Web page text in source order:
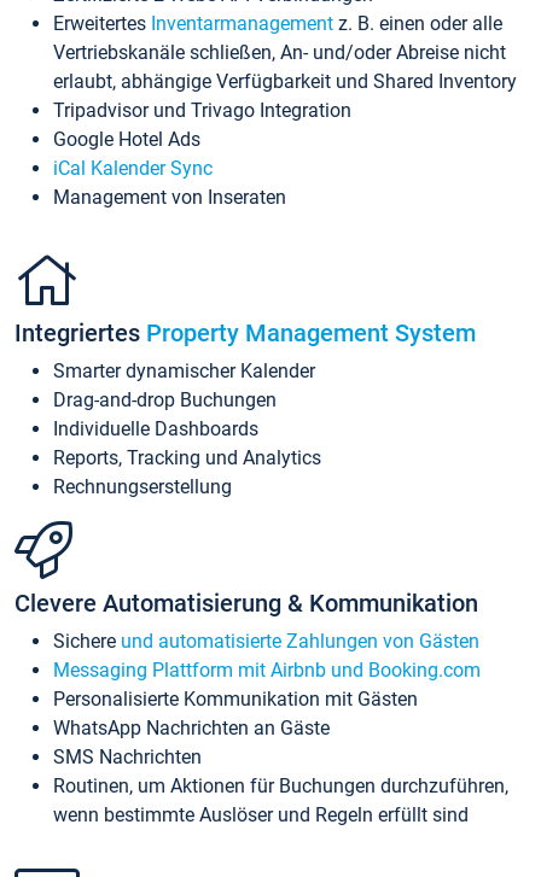
Erweitertes Inventarmanagement z. B. einen oder alle
Vertriebskanäle schließen, An- und/oder Abreise nicht
erlaubt, abhängige Verfügbarkeit und Shared Inventory
Tripadvisor und Trivago Integration
Google Hotel Ads
iCal Kalender Sync
Management von Inseraten
Integriertes Property Management System
Smarter dynamischer Kalender
Drag-and-drop Buchungen
Individuelle Dashboards
Reports, Tracking und Analytics
Rechnungserstellung
Clevere Automatisierung & Kommunikation
Sichere und automatisierte Zahlungen von Gästen
Messaging Plattform mit Airbnb und Booking.com
Personalisierte Kommunikation mit Gästen
WhatsApp Nachrichten an Gäste
SMS Nachrichten
Routinen, um Aktionen für Buchungen durchzuführen,
wenn bestimmte Auslöser und Regeln erfüllt sind